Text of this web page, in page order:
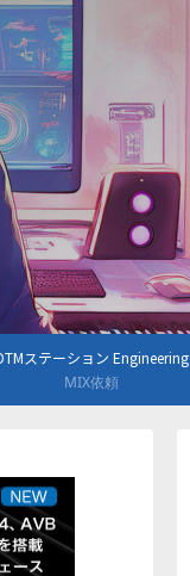
ステーション Engineering
MIX依頼